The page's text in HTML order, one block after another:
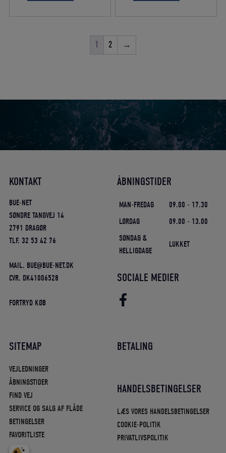
var:
775,00 DKK.697,50 DKK.
var:
499,00 DKK.374,25
1 2 →
KONTAKT
BUE-NET
SØNDRE TANGVEJ 14
2791 DRAGØR
TLF. 32 53 42 76
MAIL. BUE@BUE-NET.DK
CVR. DK41006528
FORTRYD KØB
ÅBNINGSTIDER
MAN-FREDAG
09.00 - 17.30
LØRDAG
09.00 - 13.00
SØNDAG &
HELLIGDAGE
LUKKET
SOCIALE MEDIER
SITEMAP
VEJLEDNINGER
ÅBNINGSTIDER
FIND VEJ
SERVICE OG SALG AF FLÅDE
BETINGELSER
FAVORITLISTE
BETALING
HANDELSBETINGELSER
LÆS VORES HANDELSBETINGELSER
COOKIE-POLITIK
PRIVATLIVSPOLITIK